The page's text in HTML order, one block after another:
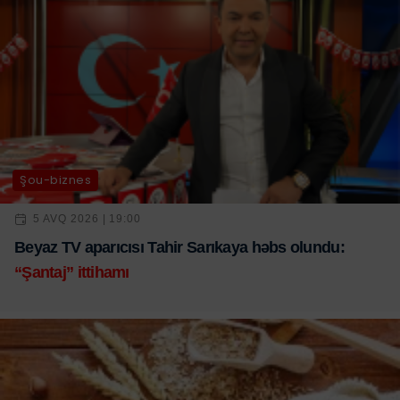
Şou-biznes
5 AVQ 2026 | 19:00
Beyaz TV aparıcısı Tahir Sarıkaya həbs olundu:
“Şantaj” ittihamı